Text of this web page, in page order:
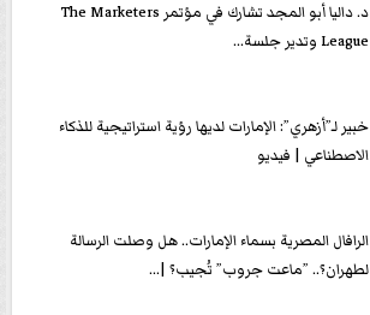
د. داليا أبو المجد تشارك في مؤتمر The Marketers
League وتدير جلسة...
خبير لـ”أزهري”: الإمارات لديها رؤية استراتيجية للذكاء
الاصطناعي | فيديو
الرافال المصرية بسماء الإمارات.. هل وصلت الرسالة
لطهران؟.. ”ماعت جروب” تُجيب؟ |...